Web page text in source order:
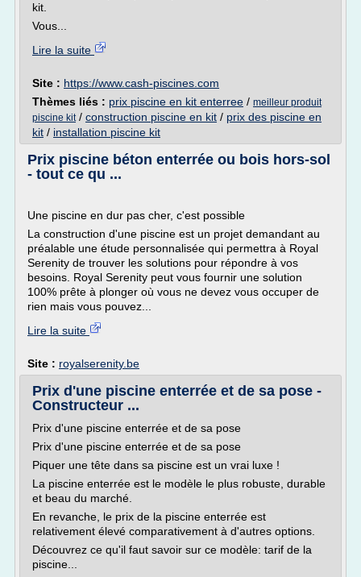
kit.
Vous...
Lire la suite
Site : https://www.cash-piscines.com
Thèmes liés : prix piscine en kit enterree / meilleur produit
piscine kit/ construction piscine en kit / prix des piscine en
kit / installation piscine kit
Prix piscine béton enterrée ou bois hors-sol
- tout ce qu ...
Une piscine en dur pas cher, c'est possible
La construction d'une piscine est un projet demandant au
préalable une étude personnalisée qui permettra à Royal
Serenity de trouver les solutions pour répondre à vos
besoins. Royal Serenity peut vous fournir une solution
100% prête à plonger où vous ne devez vous occuper de
rien mais vous pouvez...
Lire la suite
Site : royalserenity.be
Prix d'une piscine enterrée et de sa pose -
Constructeur ...
Prix d'une piscine enterrée et de sa pose
Prix d'une piscine enterrée et de sa pose
Piquer une tête dans sa piscine est un vrai luxe !
La piscine enterrée est le modèle le plus robuste, durable
et beau du marché.
En revanche, le prix de la piscine enterrée est
relativement élevé comparativement à d'autres options.
Découvrez ce qu'il faut savoir sur ce modèle: tarif de la
piscine...